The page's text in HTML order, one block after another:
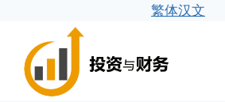
繁体汉文